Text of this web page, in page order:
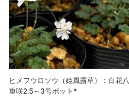
ヒメフウロソウ（姫風露草）：白花八
重咲2.5～3号ポット*